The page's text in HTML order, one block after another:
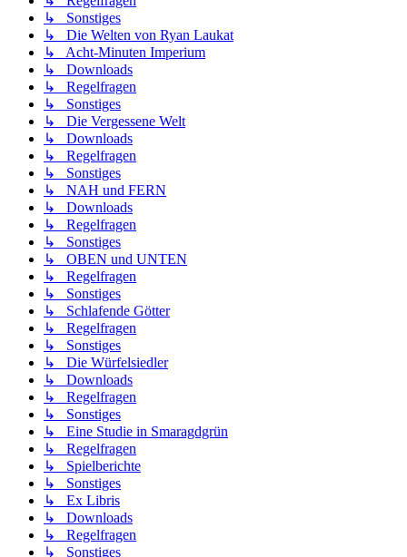
↳ Sonstiges
↳ Die Welten von Ryan Laukat
↳ Acht-Minuten Imperium
↳ Downloads
↳ Regelfragen
↳ Sonstiges
↳ Die Vergessene Welt
↳ Downloads
↳ Regelfragen
↳ Sonstiges
↳ NAH und FERN
↳ Downloads
↳ Regelfragen
↳ Sonstiges
↳ OBEN und UNTEN
↳ Regelfragen
↳ Sonstiges
↳ Schlafende Götter
↳ Regelfragen
↳ Sonstiges
↳ Die Würfelsiedler
↳ Downloads
↳ Regelfragen
↳ Sonstiges
↳ Eine Studie in Smaragdgrün
↳ Regelfragen
↳ Spielberichte
↳ Sonstiges
↳ Ex Libris
↳ Downloads
↳ Regelfragen
↳ Sonstiges